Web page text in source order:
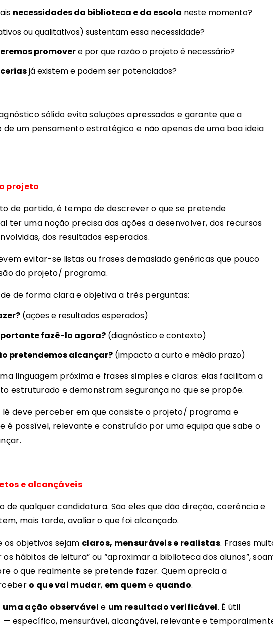
necessidades da biblioteca e da escola neste momento?
ou qualitativos) sustentam essa necessidade?
promovere por que razão o projeto é necessário?
já existem e podem ser potenciados?
sólido evita soluções apressadas e garante que a
um pensamento estratégico e não apenas de uma boa ideia
projeto
de partida, é tempo de descrever o que se pretende
ter uma noção precisa das ações a desenvolver, dos recursos
dos resultados esperados.
evitar-se listas ou frases demasiado genéricas que pouco
do projeto/ programa.
de forma clara e objetiva a três perguntas:
(ações e resultados esperados)
fazê-lo agora? (diagnóstico e contexto)
pretendemos alcançar? (impacto a curto e médio prazo)
linguagem próxima e frases simples e claras: elas facilitam a
estruturado e demonstram segurança no que se propõe.
lê deve perceber em que consiste o projeto/ programa e
é possível, relevante e construído por uma equipa que sabe o
e alcançáveis
de qualquer candidatura. São eles que dão direção, coerência e
mais tarde, avaliar o que foi alcançado.
os objetivos sejam claros, mensuráveis e realistas. Frases
hábitos de leitura” ou “aproximar a biblioteca dos alunos”,
o que realmente se pretende fazer. Quem aprecia a
o que vai mudar, em queme quando.
uma ação observável e um resultado verificável. É útil
— específico, mensurável, alcançável, relevante e